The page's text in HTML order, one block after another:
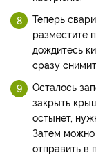
Теперь
разместите
дождитесь
сразу
Осталось
закрыть
остынет,
Затем
отправить в